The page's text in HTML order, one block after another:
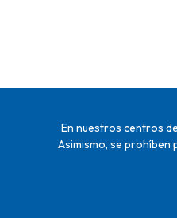
En nuestros centros
Asimismo, se prohíben